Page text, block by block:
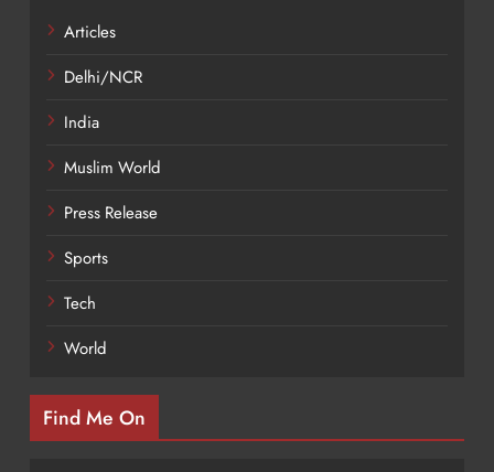
Articles
Delhi/NCR
India
Muslim World
Press Release
Sports
Tech
World
Find Me On